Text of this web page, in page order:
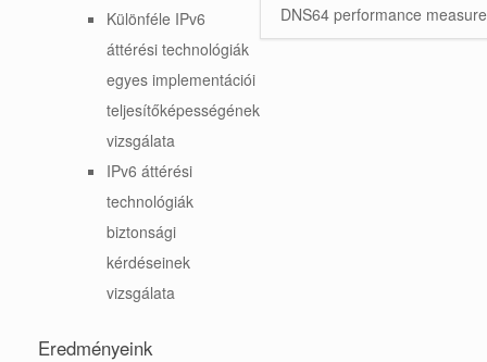
Különféle IPv6
áttérési technológiák
egyes implementációi
teljesítőképességének
vizsgálata
IPv6 áttérési
technológiák
biztonsági
kérdéseinek
vizsgálata
Eredményeink
DNS64 performance